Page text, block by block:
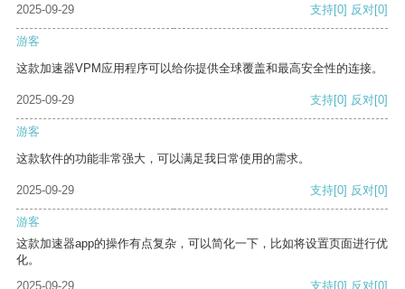
2025-09-29
支持[0] 反对[0]
游客
这款加速器VPM应用程序可以给你提供全球覆盖和最高安全性的连接。
2025-09-29 支持[0] 反对[0]
游客
这款软件的功能非常强大，可以满足我日常使用的需求。
2025-09-29 支持[0] 反对[0]
游客
这款加速器app的操作有点复杂，可以简化一下，比如将设置页面进行优
化。
2025-09-29
支持[0] 反对[0]